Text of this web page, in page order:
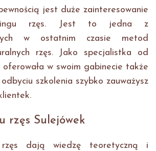
jest duże zainteresowanie
rzęs. Jest to jedna z
w ostatnim czasie metod
rzęs. Jako specjalistka od
oferowała w swoim gabinecie także
szkolenia szybko zauważysz
rzęs Sulejówek
dają wiedzę teoretyczną i